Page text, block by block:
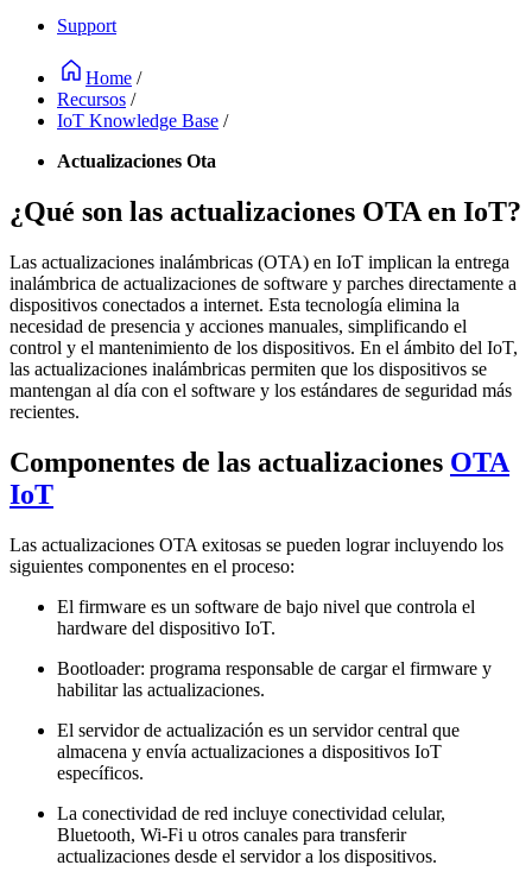
Support
Home /
Recursos /
IoT Knowledge Base /
Actualizaciones Ota
¿Qué son las actualizaciones OTA en IoT?
Las actualizaciones inalámbricas (OTA) en IoT implican la entrega
inalámbrica de actualizaciones de software y parches directamente a
dispositivos conectados a internet. Esta tecnología elimina la
necesidad de presencia y acciones manuales, simplificando el
control y el mantenimiento de los dispositivos. En el ámbito del IoT,
las actualizaciones inalámbricas permiten que los dispositivos se
mantengan al día con el software y los estándares de seguridad más
recientes.
Componentes de las actualizaciones OTA
IoT
Las actualizaciones OTA exitosas se pueden lograr incluyendo los
siguientes componentes en el proceso:
El firmware es un software de bajo nivel que controla el
hardware del dispositivo IoT.
Bootloader: programa responsable de cargar el firmware y
habilitar las actualizaciones.
El servidor de actualización es un servidor central que
almacena y envía actualizaciones a dispositivos IoT
específicos.
La conectividad de red incluye conectividad celular,
Bluetooth, Wi-Fi u otros canales para transferir
actualizaciones desde el servidor a los dispositivos.